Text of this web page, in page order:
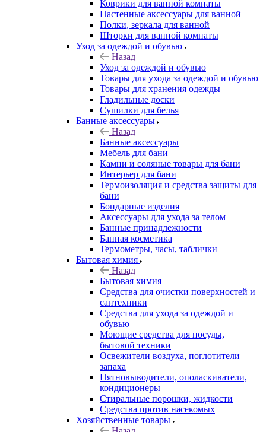
Коврики для ванной комнаты
Настенные аксессуары для ванной
Полки, зеркала для ванной
Шторки для ванной комнаты
Уход за одеждой и обувью
Назад
Уход за одеждой и обувью
Товары для ухода за одеждой и обувью
Товары для хранения одежды
Гладильные доски
Сушилки для белья
Банные аксессуары
Назад
Банные аксессуары
Мебель для бани
Камни и соляные товары для бани
Интерьер для бани
Термоизоляция и средства защиты для
бани
Бондарные изделия
Аксеcсуары для ухода за телом
Банные принадлежности
Банная косметика
Термометры, часы, таблички
Бытовая химия
Назад
Бытовая химия
Средства для очистки поверхностей и
сантехники
Средства для ухода за одеждой и
обувью
Моющие средства для посуды,
бытовой техники
Освежители воздуха, поглотители
запаха
Пятновыводители, ополаскиватели,
кондиционеры
Стиральные порошки, жидкости
Средства против насекомых
Хозяйственные товары